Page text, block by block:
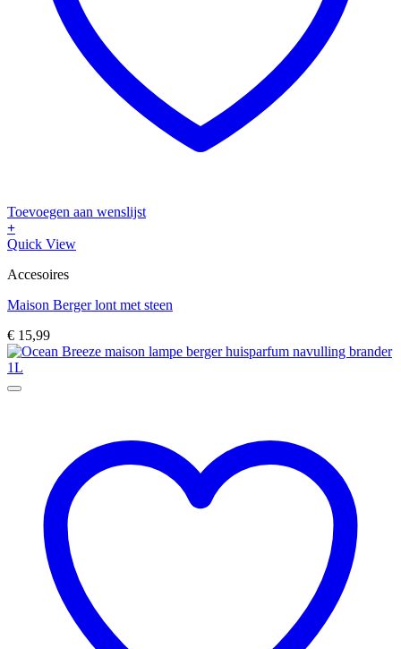
Toevoegen aan wenslijst
+
Quick View
Accesoires
Maison Berger lont met steen
€ 15,99